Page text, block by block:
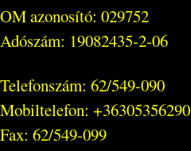
OM azonosító: 029752
Adószám: 19082435-2-06
Telefonszám: 62/549-090
Mobiltelefon: +36305356290
Fax: 62/549-099